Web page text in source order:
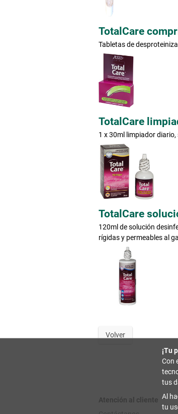
TotalCare
Tabletas de
TotalCare
1 x 30ml limpiador
TotalCare
120ml de solución
rígidas y permeables al
Volver
Atención al cliente
¡Tu
Con
tus
Al
tu